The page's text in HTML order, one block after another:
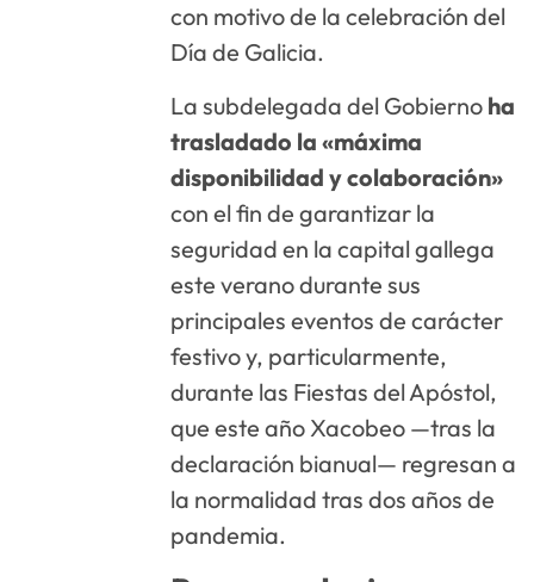
con motivo de la celebración del
Día de Galicia.
La subdelegada del Gobierno ha
trasladado la «máxima
disponibilidad y colaboración»
con el fin de garantizar la
seguridad en la capital gallega
este verano durante sus
principales eventos de carácter
festivo y, particularmente,
durante las Fiestas del Apóstol,
que este año Xacobeo —tras la
declaración bianual— regresan a
la normalidad tras dos años de
pandemia.